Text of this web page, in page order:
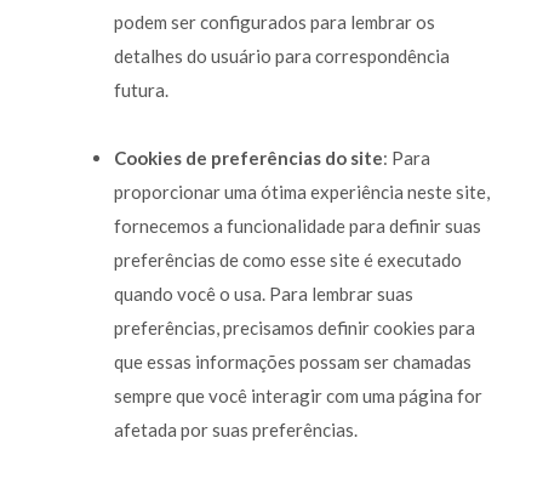
podem ser configurados para lembrar os
detalhes do usuário para correspondência
futura.
Cookies de preferências do site: Para
proporcionar uma ótima experiência neste site,
fornecemos a funcionalidade para definir suas
preferências de como esse site é executado
quando você o usa. Para lembrar suas
preferências, precisamos definir cookies para
que essas informações possam ser chamadas
sempre que você interagir com uma página for
afetada por suas preferências.